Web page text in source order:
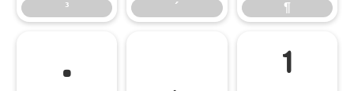
³ ´ ¶
· ¹